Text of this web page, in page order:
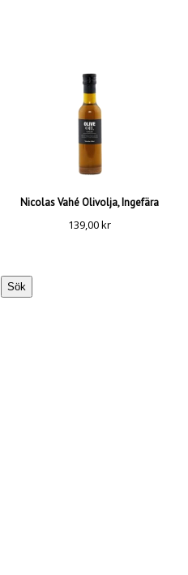
Nicolas Vahé Olivolja, Ingefära
139,00kr
Sök